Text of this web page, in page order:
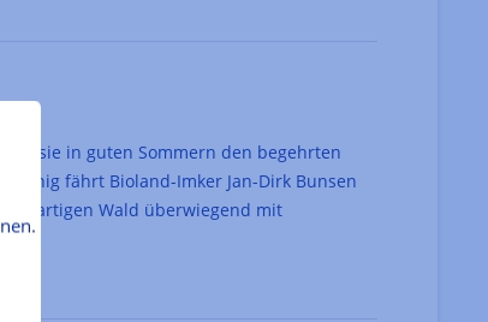
sie in guten Sommern den begehrten
fährt Bioland-Imker Jan-Dirk Bunsen
Wald überwiegend mit